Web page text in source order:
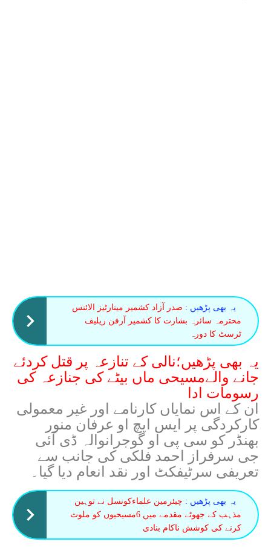
یہ بھی پڑھیں : صدر آزاد کشمیر مینارٹیز الائنس
محترمہ سائرہ بشارت کا کشمیر آرفن ریلیف
ٹرسٹ کا دورہ
یہ بھی پڑھیں؛نالی کے تنازعہ پر قتل کردئے
جانے والےمسیحی ماں بیٹے کی جنازعہ کی
رسومات ادا
ان کے اس نمایاں کارنامے اور غیر معمولی
کارکردگی پر ایس ایچ او عرفان منور
بھنڈر کو سی پی او گوجرانوالہ ڈی آئی
جی سرفراز احمد فلکی کی جانب سے
تعریفی سرٹیفکٹ اور نقد انعام دیا گیا۔
یہ بھی پڑھیں : چیئرمین علماءکونسل نے توہین
مذہب کے جھوٹے مقدمے میں 6مسیحیوں کو ملوث
کرنے کی کوشش ناکام بنادی